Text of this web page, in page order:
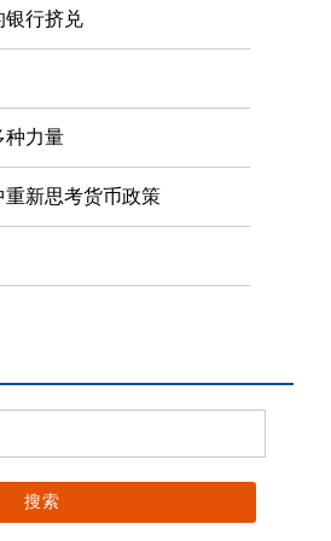
行挤兑
力量
新思考货币政策